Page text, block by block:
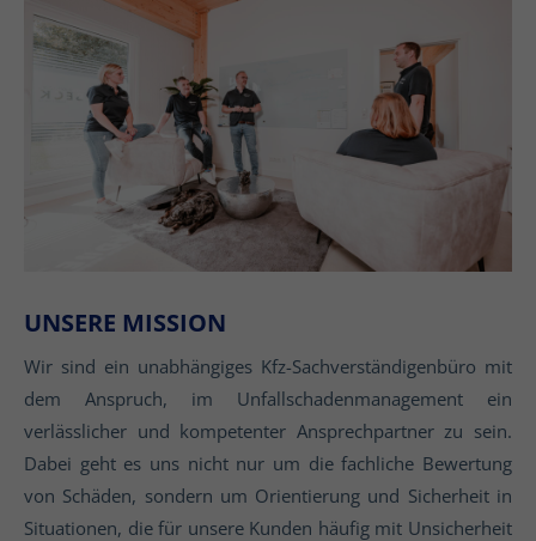
UNSERE MISSION
Wir sind ein unabhängiges Kfz-Sachverständigenbüro mit
dem Anspruch, im Unfallschadenmanagement ein
verlässlicher und kompetenter Ansprechpartner zu sein.
Dabei geht es uns nicht nur um die fachliche Bewertung
von Schäden, sondern um Orientierung und Sicherheit in
Situationen, die für unsere Kunden häufig mit Unsicherheit